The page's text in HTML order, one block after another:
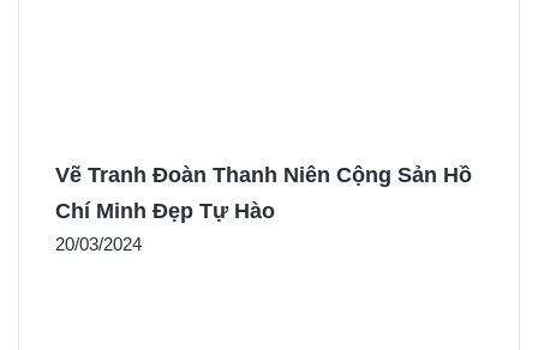
Vẽ Tranh Đoàn Thanh Niên Cộng Sản Hồ
Chí Minh Đẹp Tự Hào
20/03/2024